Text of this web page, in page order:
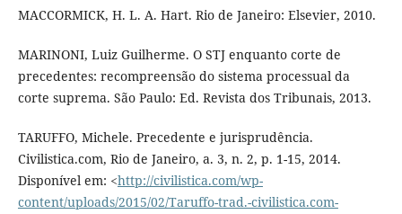
MACCORMICK, H. L. A. Hart. Rio de Janeiro: Elsevier, 2010.
MARINONI, Luiz Guilherme. O STJ enquanto corte de
precedentes: recompreensão do sistema processual da
corte suprema. São Paulo: Ed. Revista dos Tribunais, 2013.
TARUFFO, Michele. Precedente e jurisprudência.
Civilistica.com, Rio de Janeiro, a. 3, n. 2, p. 1-15, 2014.
Disponível em: <http://civilistica.com/wp-
content/uploads/2015/02/Taruffo-trad.-civilistica.com-